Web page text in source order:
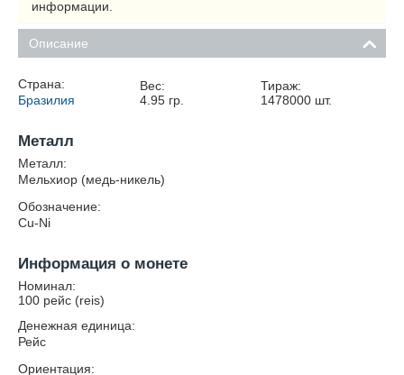
информации.
Описание
Страна:
Бразилия
Вес:
4.95гр.
Тираж:
1478000 шт.
Металл
Металл:
Мельхиор (медь-никель)
Обозначение:
Cu-Ni
Информация о монете
Номинал:
100 рейс (reis)
Денежная единица:
Рейс
Ориентация: